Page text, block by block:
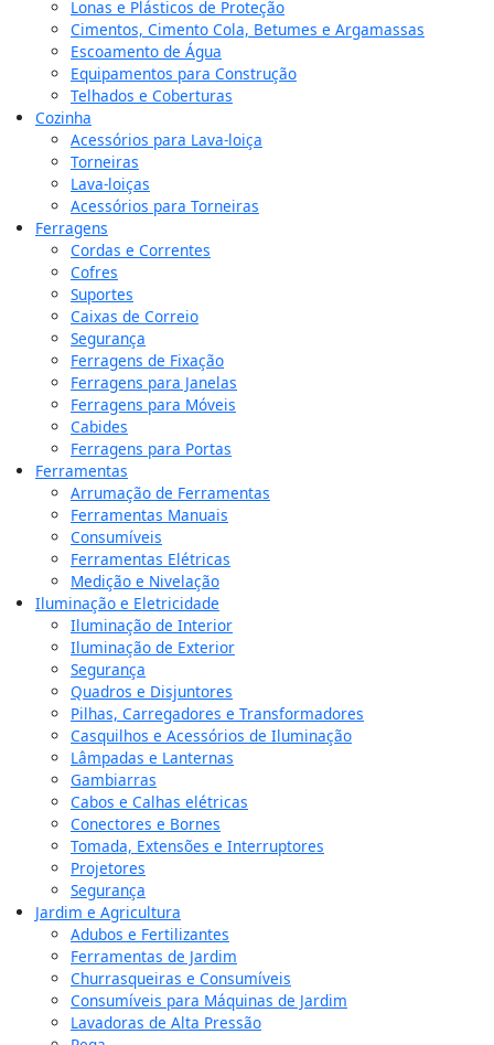
Lonas e Plásticos de Proteção
Cimentos, Cimento Cola, Betumes e Argamassas
Escoamento de Água
Equipamentos para Construção
Telhados e Coberturas
Cozinha
Acessórios para Lava-loiça
Torneiras
Lava-loiças
Acessórios para Torneiras
Ferragens
Cordas e Correntes
Cofres
Suportes
Caixas de Correio
Segurança
Ferragens de Fixação
Ferragens para Janelas
Ferragens para Móveis
Cabides
Ferragens para Portas
Ferramentas
Arrumação de Ferramentas
Ferramentas Manuais
Consumíveis
Ferramentas Elétricas
Medição e Nivelação
Iluminação e Eletricidade
Iluminação de Interior
Iluminação de Exterior
Segurança
Quadros e Disjuntores
Pilhas, Carregadores e Transformadores
Casquilhos e Acessórios de Iluminação
Lâmpadas e Lanternas
Gambiarras
Cabos e Calhas elétricas
Conectores e Bornes
Tomada, Extensões e Interruptores
Projetores
Segurança
Jardim e Agricultura
Adubos e Fertilizantes
Ferramentas de Jardim
Churrasqueiras e Consumíveis
Consumíveis para Máquinas de Jardim
Lavadoras de Alta Pressão